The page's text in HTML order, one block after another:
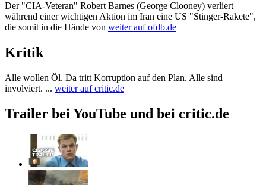
Der "CIA-Veteran" Robert Barnes (George Clooney) verliert
während einer wichtigen Aktion im Iran eine US "Stinger-Rakete",
die somit in die Hände von weiter auf ofdb.de
Kritik
Alle wollen Öl. Da tritt Korruption auf den Plan. Alle sind
involviert. ... weiter auf critic.de
Trailer bei YouTube und bei critic.de